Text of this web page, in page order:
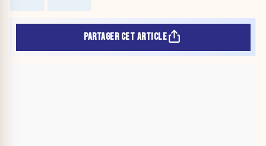
PARTAGER CET ARTICLE